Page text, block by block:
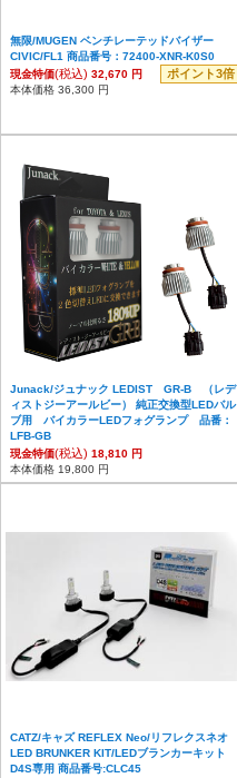
無限/MUGEN ベンチレーテッドバイザー
CIVIC/FL1 商品番号：72400-XNR-K0S0
現金特価(税込) 32,670 円 ポイント3倍
本体価格 36,300 円
Junack/ジュナック LEDIST GR-B （レデ
ィストジーアールビー） 純正交換型LEDバル
ブ用 バイカラーLEDフォグランプ 品番：
LFB-GB
現金特価(税込) 18,810 円
本体価格 19,800 円
CATZ/キャズ REFLEX Neo/リフレクスネオ
LED BRUNKER KIT/LEDブランカーキット
D4S専用 商品番号:CLC45